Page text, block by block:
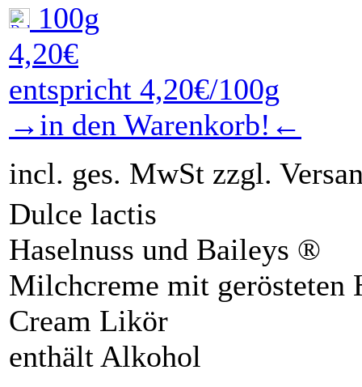
100g
4,20€
entspricht 4,20€/100g
→in den Warenkorb!←
incl. ges. MwSt zzgl.
Dulce lactis
Haselnuss und Baileys ®
Milchcreme mit gerösteten
Cream Likör
enthält Alkohol